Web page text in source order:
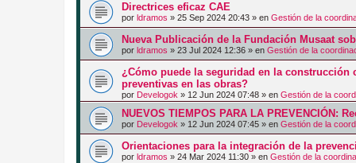
Directrices eficaz CAE
por ldramos » 25 Sep 2024 20:43 » en Gestión de la
Nueva Publicación de la Fundación Musaat
por ldramos » 23 Jul 2024 12:36 » en Gestión de la
¿Cómo puede la seguridad en la
preventivas en las obras?
por Develogok » 12 Jun 2024 07:48 » en Gestión de la
NUEVOS TIEMPOS PARA LA PREVENCIÓN:
por Develogok » 12 Jun 2024 07:45 » en Gestión de la
Orientaciones para la integración de la
por ldramos » 24 Mar 2024 11:30 » en Gestión de la